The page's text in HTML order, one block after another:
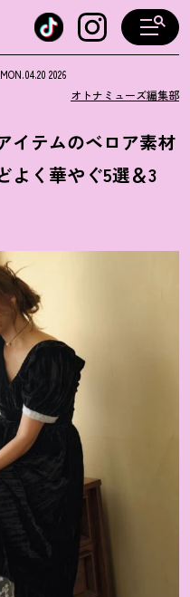
MON.04.20 2026
オトナミューズ編集部
イテムのベロア素材
よく華やぐ5選＆3